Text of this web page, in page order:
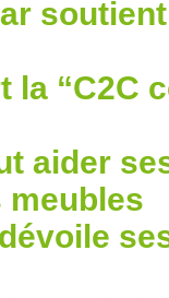
la “C2C
aider
meubles